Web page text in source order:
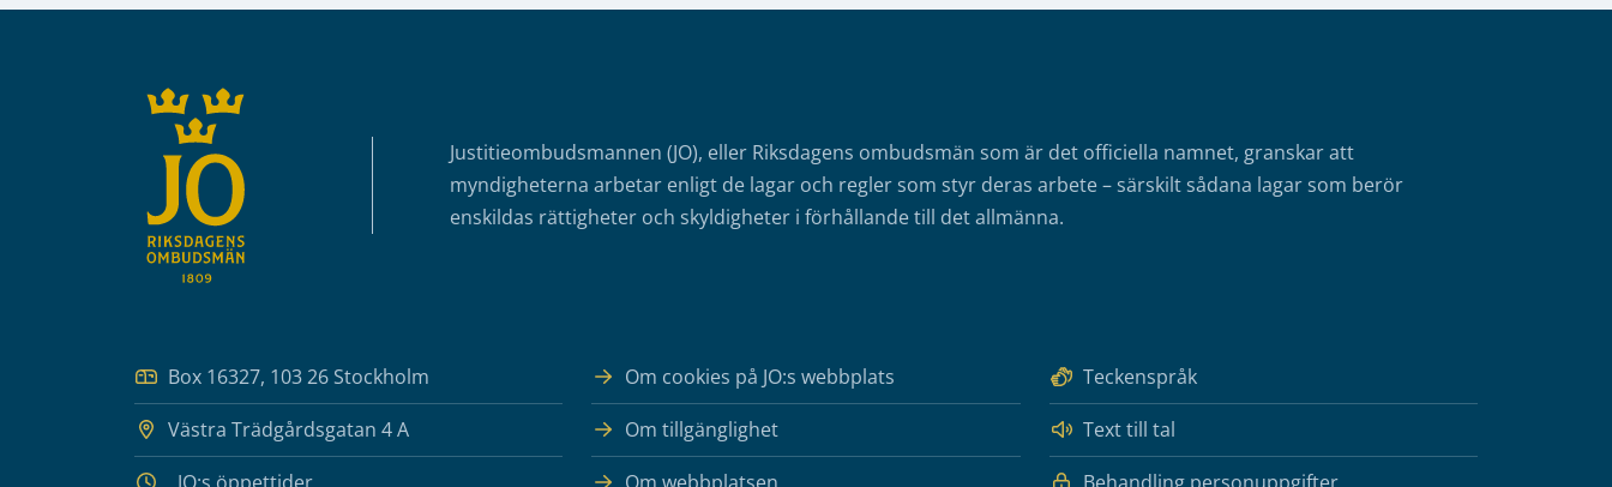
Justitieombudsmannen (JO), eller Riksdagens ombudsmän som är det officiella namnet, granskar att
myndigheterna arbetar enligt de lagar och regler som styr deras arbete – särskilt sådana lagar som berör
enskildas rättigheter och skyldigheter i förhållande till det allmänna.
Box 16327, 103 26 Stockholm
Västra Trädgårdsgatan 4 A
Om cookies på JO:s webbplats
Teckenspråk
Om tillgänglighet
Text till tal